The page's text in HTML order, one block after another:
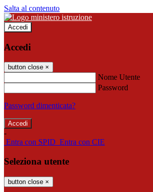
Salta al contenuto
Accedi
Accedi
button close ×
Nome Utente
Password
Password dimenticata?
-
Entra con SPID Entra con CIE
Seleziona utente
button close ×